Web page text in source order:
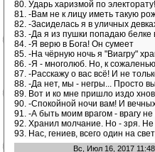
80. Ударь харизмой по электорату!
81. -Вам не к лицу иметь такую
82. -Засиделась я в уличных
83. -Да я из пушки попадаю белке
84. -Я верю в Бога! Он сумеет
85. -На чёрную ночь я "Виагру"
86. -Я - многолюб. Но, к
87. -Расскажу о вас всё! И не
88. -Да нет, мы - негры... Просто
89. Вот и ко мне пришло издо
90. -Спокойной ночи вам! И
91. -А быть моим врагом - врагу
92. Хранил молчание. Но - зря. Не
93. Нас, гениев, всего один на свет
Вс, Июл 16, 2017